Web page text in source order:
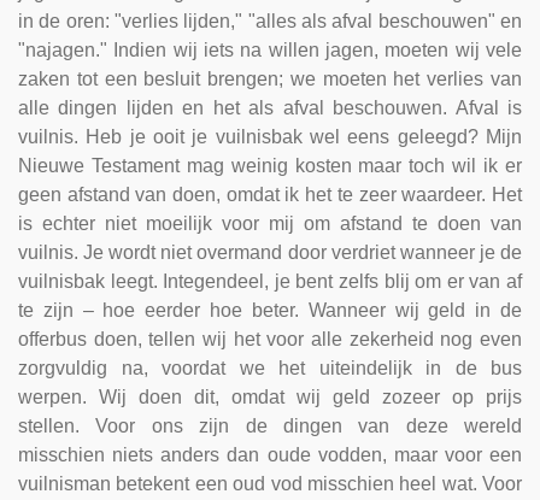
in de oren: "verlies lijden," "alles als afval beschouwen" en
"najagen." Indien wij iets na willen jagen, moeten wij vele
zaken tot een besluit brengen; we moeten het verlies van
alle dingen lijden en het als afval beschouwen. Afval is
vuilnis. Heb je ooit je vuilnisbak wel eens geleegd? Mijn
Nieuwe Testament mag weinig kosten maar toch wil ik er
geen afstand van doen, omdat ik het te zeer waardeer. Het
is echter niet moeilijk voor mij om afstand te doen van
vuilnis. Je wordt niet overmand door verdriet wanneer je de
vuilnisbak leegt. Integendeel, je bent zelfs blij om er van af
te zijn – hoe eerder hoe beter. Wanneer wij geld in de
offerbus doen, tellen wij het voor alle zekerheid nog even
zorgvuldig na, voordat we het uiteindelijk in de bus
werpen. Wij doen dit, omdat wij geld zozeer op prijs
stellen. Voor ons zijn de dingen van deze wereld
misschien niets anders dan oude vodden, maar voor een
vuilnisman betekent een oud vod misschien heel wat. Voor